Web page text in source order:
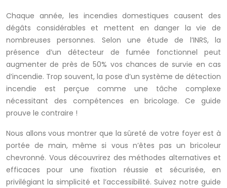
Chaque année, les incendies domestiques causent des
dégâts considérables et mettent en danger la vie de
nombreuses personnes. Selon une étude de l’INRS, la
présence d’un détecteur de fumée fonctionnel peut
augmenter de près de 50% vos chances de survie en cas
d’incendie. Trop souvent, la pose d’un système de détection
incendie est perçue comme une tâche complexe
nécessitant des compétences en bricolage. Ce guide
prouve le contraire !
Nous allons vous montrer que la sûreté de votre foyer est à
portée de main, même si vous n’êtes pas un bricoleur
chevronné. Vous découvrirez des méthodes alternatives et
efficaces pour une fixation réussie et sécurisée, en
privilégiant la simplicité et l’accessibilité. Suivez notre guide